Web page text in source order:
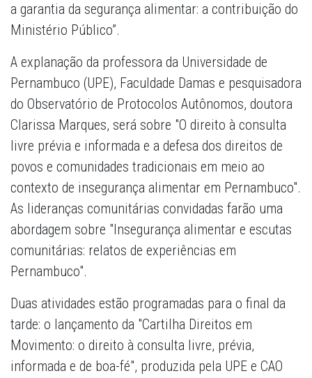
a garantia da segurança alimentar: a contribuição do
Ministério Público”.
A explanação da professora da Universidade de
Pernambuco (UPE), Faculdade Damas e pesquisadora
do Observatório de Protocolos Autônomos, doutora
Clarissa Marques, será sobre "O direito à consulta
livre prévia e informada e a defesa dos direitos de
povos e comunidades tradicionais em meio ao
contexto de insegurança alimentar em Pernambuco".
As lideranças comunitárias convidadas farão uma
abordagem sobre "Insegurança alimentar e escutas
comunitárias: relatos de experiências em
Pernambuco".
Duas atividades estão programadas para o final da
tarde: o lançamento da "Cartilha Direitos em
Movimento: o direito à consulta livre, prévia,
informada e de boa-fé", produzida pela UPE e CAO